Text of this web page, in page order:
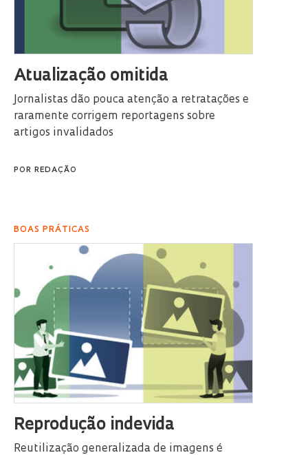
Atualização omitida
Jornalistas dão pouca atenção a retratações e
raramente corrigem reportagens sobre
artigos invalidados
POR REDAÇÃO
BOAS PRÁTICAS
Reprodução indevida
Reutilização generalizada de imagens é